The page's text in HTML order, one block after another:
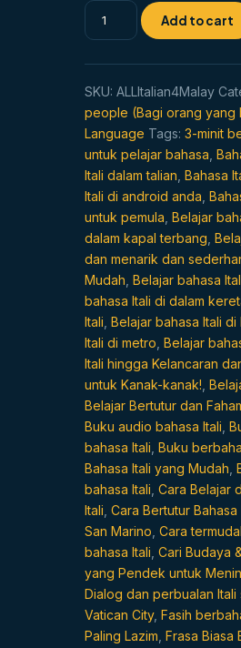
Belajar
bahasa
bila
masa,
mana
sahaja
quantity
Add to cart
SKU: ALLItalian4Malay
people (Bagi orang yang
Language Tags: 3-minit
untuk pelajar bahasa
Itali dalam talian Bahasa
Itali di android anda
untuk pemula Belajar
dalam kapal terbang
dan menarik dan
Mudah Belajar bahasa
bahasa Itali di dalam
Itali Belajar bahasa Itali
Itali di metro Belajar
Itali hingga Kelancaran
untuk Kanak-kanak!
Belajar Bertutur dan
Buku audio bahasa Itali
bahasa Itali Buku
Bahasa Itali yang Mudah
bahasa Itali Cara Belajar
Itali Cara Bertutur Bahasa
San Marino Cara
bahasa Itali Cari Budaya
yang Pendek untuk
Dialog dan perbualan Itali
Vatican City, Fasih
Paling Lazim Frasa Biasa